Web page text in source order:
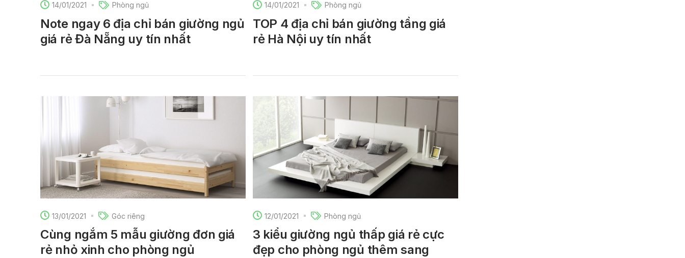
14/01/2021 Phòng ngủ
Note ngay 6 địa chỉ bán giường ngủ
giá rẻ Đà Nẵng uy tín nhất
14/01/2021 Phòng ngủ
TOP 4 địa chỉ bán giường tầng giá
rẻ Hà Nội uy tín nhất
13/01/2021 Góc riêng
Cùng ngắm 5 mẫu giường đơn giá
rẻ nhỏ xinh cho phòng ngủ
12/01/2021 Phòng ngủ
3 kiểu giường ngủ thấp giá rẻ cực
đẹp cho phòng ngủ thêm sang